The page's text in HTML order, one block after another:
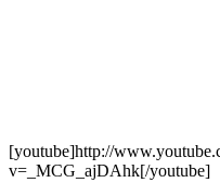
[youtube]http://
v=_MCG_ajDAhk[/youtube]